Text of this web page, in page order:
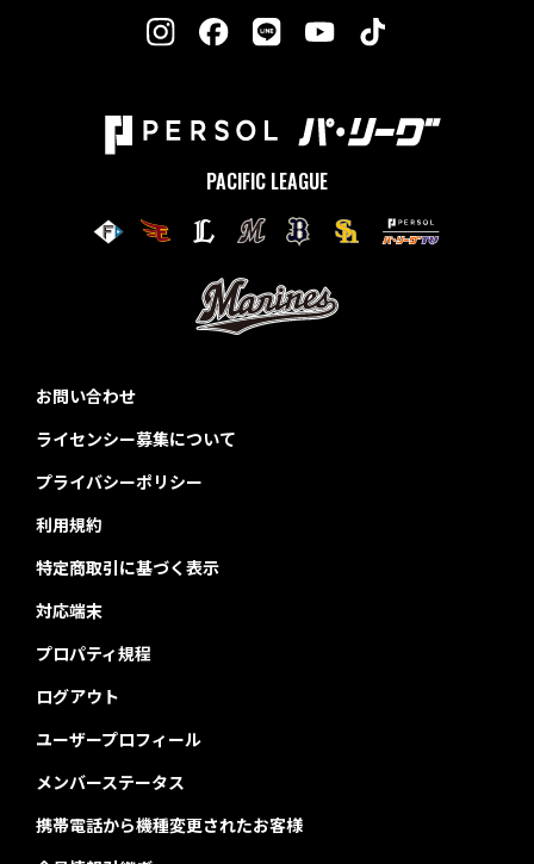
PACIFIC LEAGUE
お問い合わせ
ライセンシー募集について
プライバシーポリシー
利用規約
特定商取引に基づく表示
対応端末
プロパティ規程
ログアウト
ユーザープロフィール
メンバーステータス
携帯電話から機種変更されたお客様